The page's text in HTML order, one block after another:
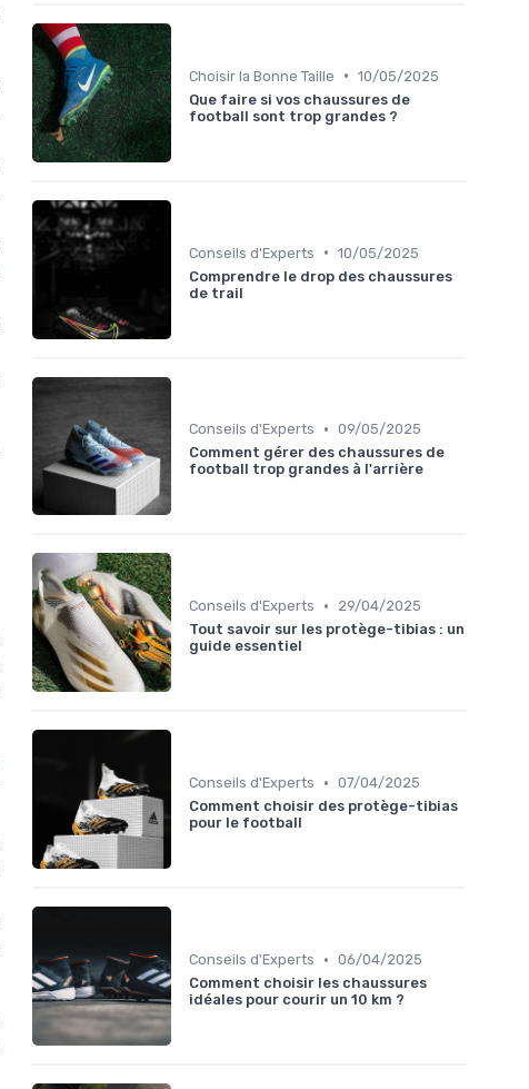
Choisir la Bonne Taille • 10/05/2025
Que faire si vos chaussures de
football sont trop grandes ?
Conseils d'Experts • 10/05/2025
Comprendre le drop des chaussures
de trail
Conseils d'Experts • 09/05/2025
Comment gérer des chaussures de
football trop grandes à l'arrière
Conseils d'Experts •
29/04/2025
Tout savoir sur les protège-tibias : un
guide essentiel
Conseils d'Experts • 07/04/2025
Comment choisir des protège-tibias
pour le football
Conseils d'Experts • 06/04/2025
Comment choisir les chaussures
idéales pour courir un 10 km ?